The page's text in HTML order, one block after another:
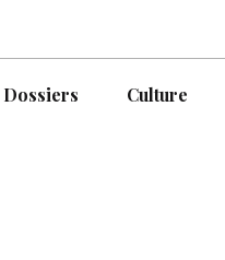
Dossiers Culture